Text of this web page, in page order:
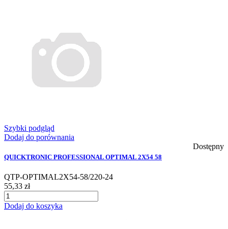
Szybki podgląd
Dodaj do porównania
Dostępny
QUICKTRONIC PROFESSIONAL OPTIMAL 2X54 58
QTP-OPTIMAL2X54-58/220-24
55,33 zł
Dodaj do koszyka